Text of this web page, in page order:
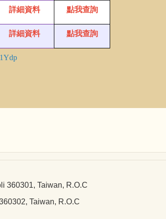
詳細資料 點我查詢
詳細資料 點我查詢
360301, Taiwan, R.O.C
Taiwan, R.O.C